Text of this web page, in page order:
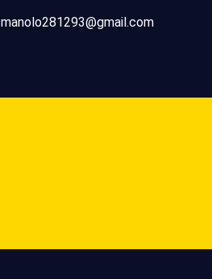
manolo281293@gmail.com